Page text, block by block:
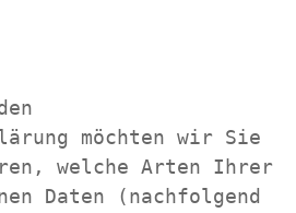
möchten wir Sie
welche Arten Ihrer
Daten (nachfolgend